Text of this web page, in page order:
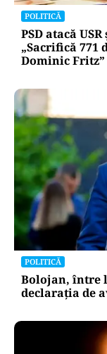
POLITICĂ
PSD atacă
„Sacrifică 771
Dominic Fritz”
POLITICĂ
Bolojan, între
declarația de